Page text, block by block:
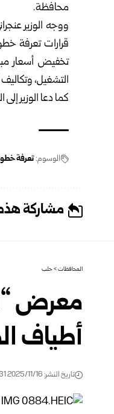
محافظة.
ووجه الوزير
قرارات تعرفة
تخفيض أسعار
التشغيل،
كما دعا الوزير
الوسوم:تعرفة
مشاركة
المحافظات>حلب
معرض
أطياف
تاريخ النشر: 2025/11/16 8:31 مساءً